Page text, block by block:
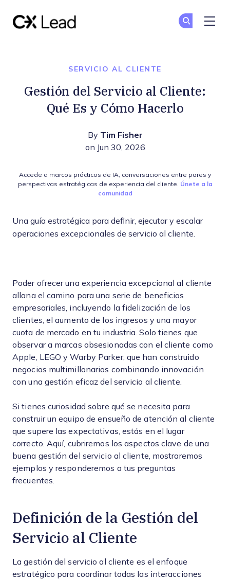
SERVICIO AL CLIENTE
Gestión del Servicio al Cliente:
Qué Es y Cómo Hacerlo
By Tim Fisher
on Jun 30, 2026
Accede a marcos prácticos de IA, conversaciones entre pares y
perspectivas estratégicas de experiencia del cliente. Únete a la
comunidad
Una guía estratégica para definir, ejecutar y escalar
operaciones excepcionales de servicio al cliente.
Poder ofrecer una experiencia excepcional al cliente
allana el camino para una serie de beneficios
empresariales, incluyendo la fidelización de los
clientes, el aumento de los ingresos y una mayor
cuota de mercado en tu industria. Solo tienes que
observar a marcas obsesionadas con el cliente como
Apple, LEGO y Warby Parker, que han construido
negocios multimillonarios combinando innovación
con una gestión eficaz del servicio al cliente.
Si tienes curiosidad sobre qué se necesita para
construir un equipo de ensueño de atención al cliente
que supere las expectativas, estás en el lugar
correcto. Aquí, cubriremos los aspectos clave de una
buena gestión del servicio al cliente, mostraremos
ejemplos y responderemos a tus preguntas
frecuentes.
Definición de la Gestión del
Servicio al Cliente
La gestión del servicio al cliente es el enfoque
estratégico para coordinar todas las interacciones